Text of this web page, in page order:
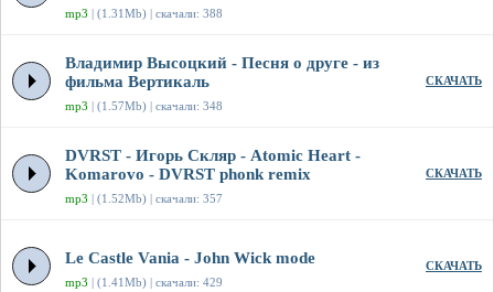
mp3 | (1.31Mb) | скачали: 388
Владимир Высоцкий - Песня о друге - из
фильма Вертикаль
mp3 | (1.57Mb) | скачали: 348
СКАЧАТЬ
DVRST - Игорь Скляр - Atomic Heart -
Komarovo - DVRST phonk remix
mp3 | (1.52Mb) | скачали: 357
СКАЧАТЬ
Le Castle Vania - John Wick mode
mp3 | (1.41Mb) | скачали: 429
СКАЧАТЬ